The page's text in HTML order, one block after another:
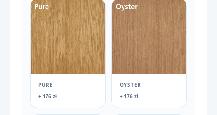
PURE
+ 176 zł
OYSTER
+ 176 zł